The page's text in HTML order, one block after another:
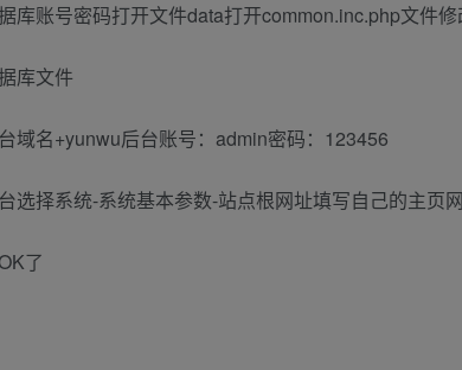
库账号密码打开文件data打开common.inc.php文件
库文件
域名+yunwu后台账号：admin密码：123456
选择系统-系统基本参数-站点根网址填写自己的主页
了